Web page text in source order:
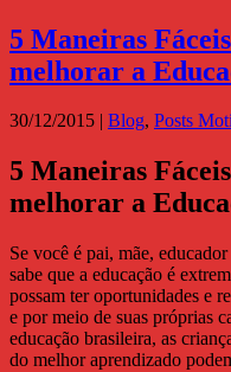
5 Maneiras
melhorar a
30/12/2015 | Blog, Posts
5 Maneiras
melhorar a
Se você é pai, mãe,
sabe que a educação é
possam ter oportunidades e
e por meio de suas próprias
educação brasileira, as
do melhor aprendizado